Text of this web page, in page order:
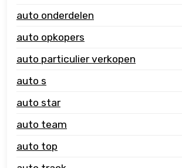
auto onderdelen
auto opkopers
auto particulier verkopen
auto s
auto star
auto team
auto top